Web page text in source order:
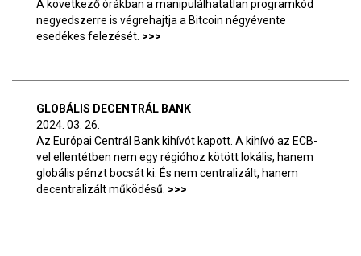
A következő órákban a manipulálhatatlan programkód
negyedszerre is végrehajtja a Bitcoin négyévente
esedékes felezését.
GLOBÁLIS DECENTRÁL BANK
2024. 03. 26.
Az Európai Centrál Bank kihívót kapott. A kihívó az ECB-
vel ellentétben nem egy régióhoz kötött lokális, hanem
globális pénzt bocsát ki. És nem centralizált, hanem
decentralizált működésű.